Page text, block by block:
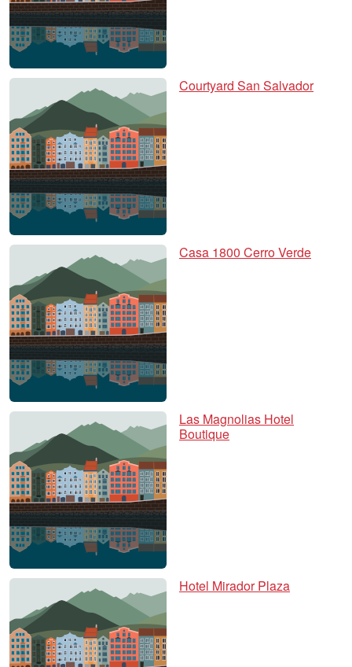
Courtyard San Salvador
Casa 1800 Cerro Verde
Las Magnolias Hotel
Boutique
Hotel Mirador Plaza